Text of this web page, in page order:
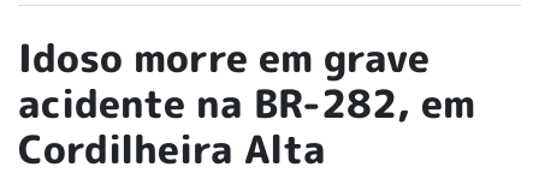
Idoso morre em grave
acidente na BR-282, em
Cordilheira Alta